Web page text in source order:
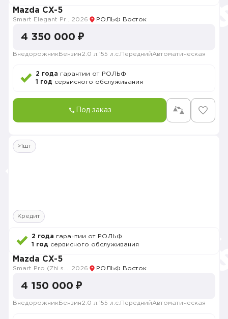
Mazda CX-5
2026 РОЛЬФ Восток
4 350 000 ₽
Внедорожник Бензин2.0 л. 155 л.с. ПереднийАвтоматическая
2 года гарантии от РОЛЬФ
1 год сервисного обслуживания
Под заказ
>1шт
Кредит
2 года гарантии от РОЛЬФ
1 год сервисного обслуживания
Mazda CX-5
2026 РОЛЬФ Восток
4 150 000 ₽
Внедорожник Бензин2.0 л. 155 л.с. ПереднийАвтоматическая